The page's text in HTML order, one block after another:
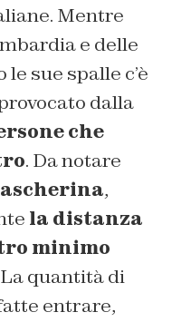
Mentre
e delle
sue spalle c’è
dalla
che
. Da notare
,
la distanza
minimo
La quantità di
entrare,